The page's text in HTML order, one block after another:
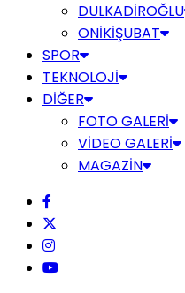
DULKADİROĞLU
ONİKİŞUBAT
SPOR
TEKNOLOJİ
DİĞER
FOTO GALERİ
VİDEO GALERİ
MAGAZİN